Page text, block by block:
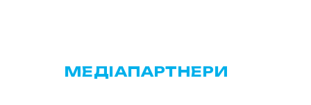
МЕДІАПАРТНЕРИ